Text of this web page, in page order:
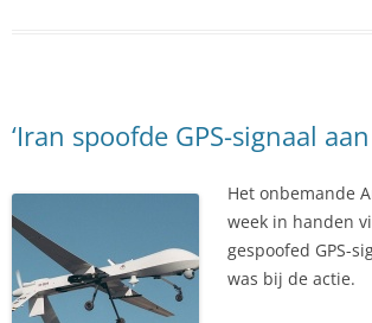
‘Iran spoofde GPS-signaal
Het onbemande
week in handen
gespoofed GPS-
was bij de actie.